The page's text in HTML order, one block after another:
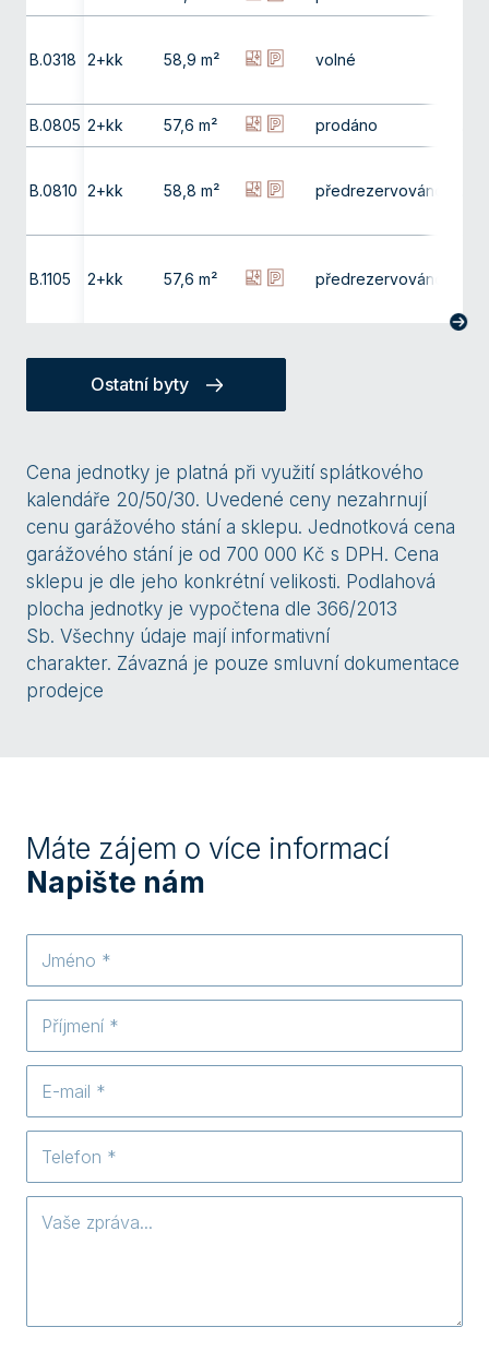
B.0318 2+kk 58,9 m² volné
B.0805 2+kk 57,6 m² prodáno
B.0810 2+kk 58,8 m² předrezervováno
B.1105 2+kk 57,6 m² předrezervováno
Ostatní byty
Cena jednotky je platná při využití splátkového
kalendáře 20/50/30. Uvedené ceny nezahrnují
cenu garážového stání a sklepu. Jednotková cena
garážového stání je od 700 000 Kč s DPH. Cena
sklepu je dle jeho konkrétní velikosti. Podlahová
plocha jednotky je vypočtena dle 366/2013
Sb. Všechny údaje mají informativní
charakter. Závazná je pouze smluvní dokumentace
prodejce
Máte zájem o více informací
Napište nám